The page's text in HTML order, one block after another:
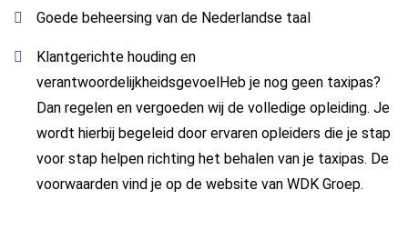
Goede beheersing van de Nederlandse taal
Klantgerichte houding en
verantwoordelijkheidsgevoelHeb je nog geen taxipas?
Dan regelen en vergoeden wij de volledige opleiding. Je
wordt hierbij begeleid door ervaren opleiders die je stap
voor stap helpen richting het behalen van je taxipas. De
voorwaarden vind je op de website van WDK Groep.